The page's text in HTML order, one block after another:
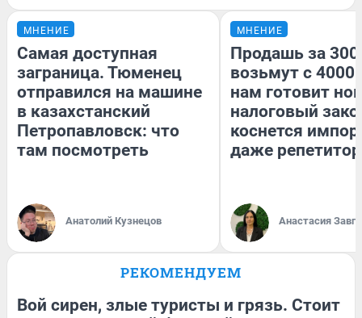
МНЕНИЕ
Самая доступная
заграница. Тюменец
отправился на машине
в казахстанский
Петропавловск: что
там посмотреть
Анатолий Кузнецов
МНЕНИЕ
Продашь за
возьмут с
нам готовит
налоговый
коснется
даже
Анастасия
РЕКОМЕНДУЕМ
Вой сирен, злые туристы и грязь. Стоит